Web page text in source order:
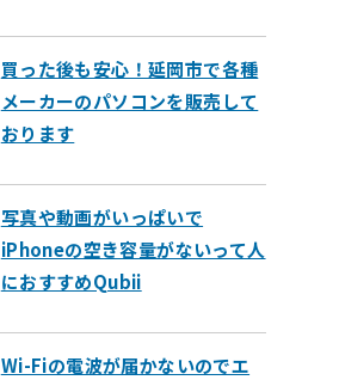
買った後も安心！延岡市で各種
メーカーのパソコンを販売して
おります
写真や動画がいっぱいで
iPhoneの空き容量がないって人
におすすめQubii
Wi-Fiの電波が届かないのでエ